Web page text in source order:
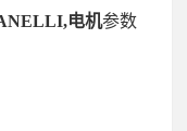
电机参数